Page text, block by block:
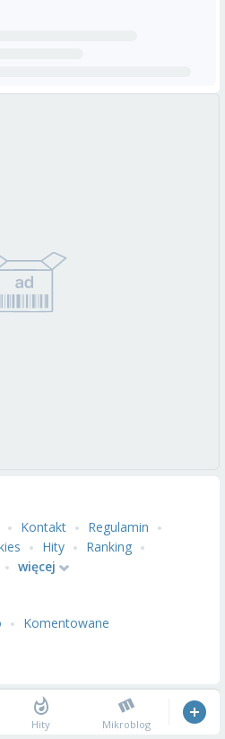
Kontakt
Regulamin
Hity
Ranking
więcej
Komentowane
Hity Mikroblog